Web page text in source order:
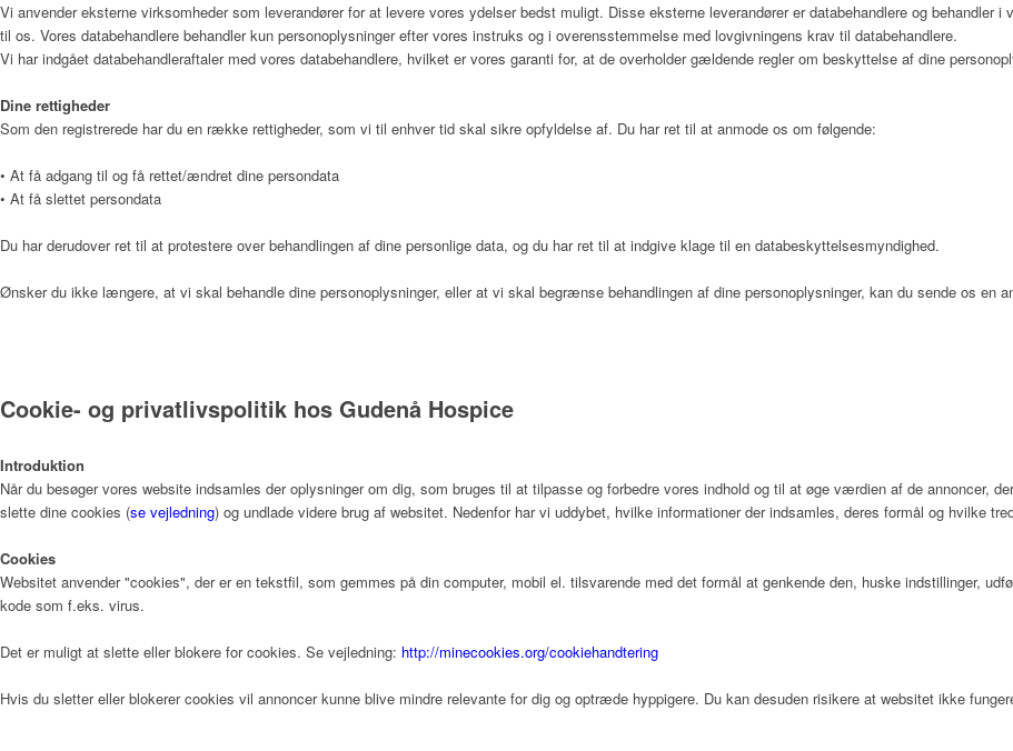
Rammer
Kunst
Årsrapporter
Vi anvender eksterne virksomheder som leverandører for at levere vores ydelser bedst muligt. Disse eksterne leverandører er databehandlere og
til os. Vores databehandlere behandler kun personoplysninger efter vores instruks og i overensstemmelse med lovgivningens krav til databehandlere.
Vi har indgået databehandleraftaler med vores databehandlere, hvilket er vores garanti for, at de overholder gældende regler om beskyttelse af dine
Dine rettigheder
Som den registrerede har du en række rettigheder, som vi til enhver tid skal sikre opfyldelse af. Du har ret til at anmode os om følgende:
• At få adgang til og få rettet/ændret dine persondata
• At få slettet persondata
Du har derudover ret til at protestere over behandlingen af dine personlige data, og du har ret til at indgive klage til en databeskyttelsesmyndighed.
Ønsker du ikke længere, at vi skal behandle dine personoplysninger, eller at vi skal begrænse behandlingen af dine personoplysninger, kan du sende os en
Cookie- og privatlivspolitik hos Gudenå Hospice
Introduktion
Når du besøger vores website indsamles der oplysninger om dig, som bruges til at tilpasse og forbedre vores indhold og til at øge værdien af de annoncer,
slette dine cookies (se vejledning) og undlade videre brug af websitet. Nedenfor har vi uddybet, hvilke informationer der indsamles, deres formål og hvilke
Cookies
Websitet anvender "cookies", der er en tekstfil, som gemmes på din computer, mobil el. tilsvarende med det formål at genkende den, huske indstillinger,
kode som f.eks. virus.
Det er muligt at slette eller blokere for cookies. Se vejledning: http://minecookies.org/cookiehandtering
Hvis du sletter eller blokerer cookies vil annoncer kunne blive mindre relevante for dig og optræde hyppigere. Du kan desuden risikere at websitet ikke